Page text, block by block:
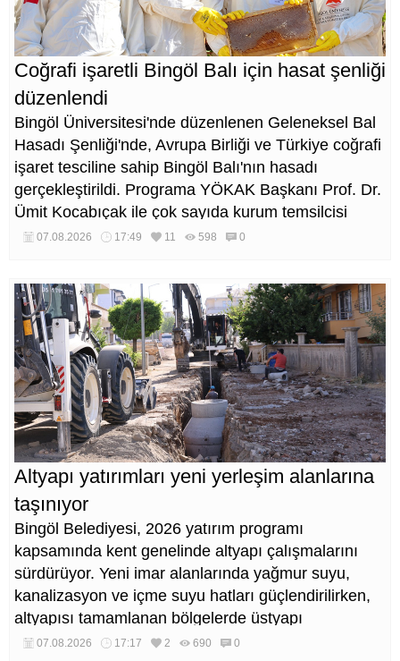
Coğrafi işaretli Bingöl Balı için hasat şenliği
düzenlendi
Bingöl Üniversitesi'nde düzenlenen Geleneksel Bal
Hasadı Şenliği'nde, Avrupa Birliği ve Türkiye coğrafi
işaret tesciline sahip Bingöl Balı'nın hasadı
gerçekleştirildi. Programa YÖKAK Başkanı Prof. Dr.
Ümit Kocabıçak ile çok sayıda kurum temsilcisi
katıldı.
07.08.2026 17:49 11 598 0
Altyapı yatırımları yeni yerleşim alanlarına
taşınıyor
Bingöl Belediyesi, 2026 yatırım programı
kapsamında kent genelinde altyapı çalışmalarını
sürdürüyor. Yeni imar alanlarında yağmur suyu,
kanalizasyon ve içme suyu hatları güçlendirilirken,
altyapısı tamamlanan bölgelerde üstyapı
düzenlemeleri de eş zamanlı yürütülüyor.
07.08.2026 17:17 2 690 0